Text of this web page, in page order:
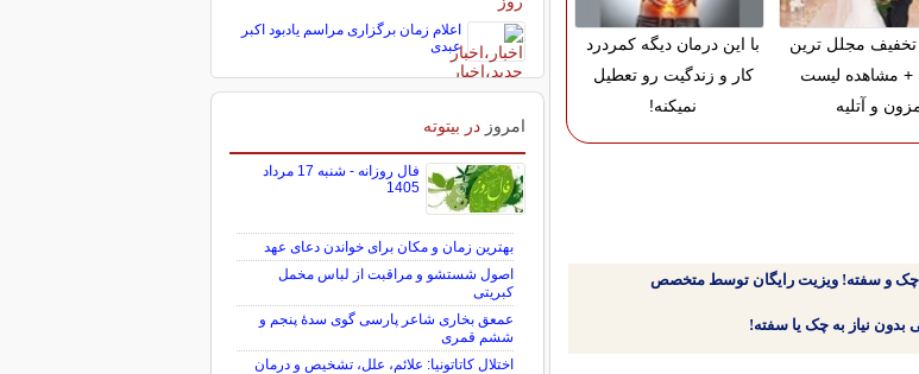
تخفیف مجلل ترین
+ مشاهده لیست
و آتلیه
با این درمان دیگه کمردرد
کار و زندگیت رو تعطیل
نمیکنه!
چک و سفته! ویزیت رایگان توسط متخصص
اعلام زمان برگزاری مراسم یادبود اکبر
عبدی
امروز در بیتوته
فال روزانه - شنبه 17 مرداد
1405
بهترین زمان و مکان برای خواندن دعای عهد
اصول شستشو و مراقبت از لباس مخمل
کبریتی
عمعق بخاری شاعر پارسی گوی سدهٔ پنجم و
ششم قمری
اختلال کاتاتونیا: علائم، علل، تشخیص و درمان